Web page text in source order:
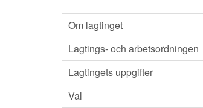
Om lagtinget
Lagtings- och arbetsordningen
Lagtingets uppgifter
Val